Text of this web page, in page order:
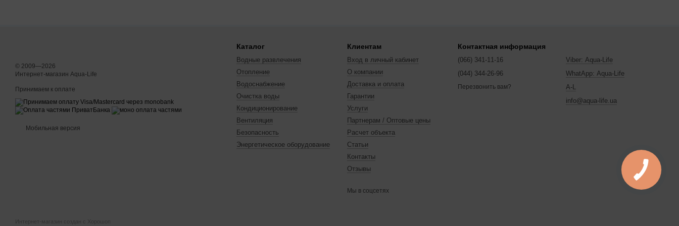
© 2009—2026
Интернет-магазин Aqua-Life
Принимаем к оплате
Мобильная версия
Интернет-магазин создан с Хорошоп
Каталог
Водные развлечения
Отопление
Водоснабжение
Очистка воды
Кондиционирование
Вентиляция
Безопасность
Энергетическое оборудование
Клиентам
Вход в личный кабинет
О компании
Доставка и оплата
Гарантии
Услуги
Партнерам / Оптовые цены
Расчет объекта
Статьи
Контакты
Отзывы
Мы в соцсетях
Контактная информация
(066) 341-11-16
(044) 344-26-96
Перезвонить вам?
Viber: Aqua-Life
WhatApp: Aqua-Life
A-L
info@aqua-life.ua